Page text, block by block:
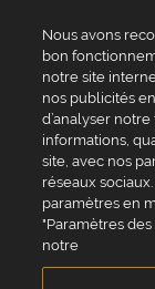
Servizio clienti
0039
Da lunedì a
VALRHONA
Nous avons
bon
notre site
nos publicités
d’analyser
informations,
site, avec nos
réseaux
paramètres en
"Paramètres
notre